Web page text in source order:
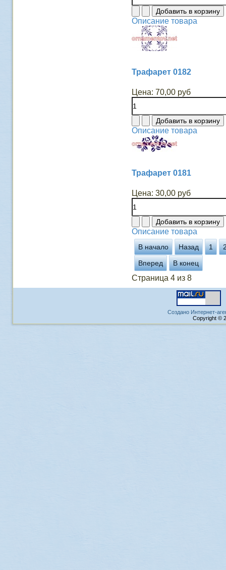
Описание товара
Трафарет 0182
Цена: 70,00 руб
Описание товара
Трафарет 0181
Цена: 30,00 руб
Описание товара
В начало Назад 1
Вперед
В конец
Страница 4 из 8
Создано Интернет-
Copyright ©